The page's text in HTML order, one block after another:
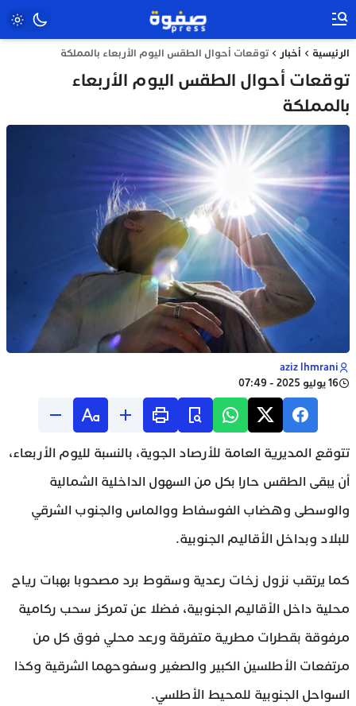
الرئيسية أخبار توقعات أحوال الطقس اليوم الأربعاء بالمملكة
توقعات أحوال الطقس اليوم الأربعاء
بالمملكة
aziz lhmrani
16 يوليو 2025 - 07:49
تتوقع المديرية العامة للأرصاد الجوية، بالنسبة لليوم الأربعاء،
أن يبقى الطقس حارا بكل من السهول الداخلية الشمالية
والوسطى وهضاب الفوسفاط ووالماس والجنوب الشرقي
للبلاد وبداخل الأقاليم الجنوبية.
كما يرتقب نزول زخات رعدية وسقوط برد مصحوبا بهبات رياح
محلية داخل الأقاليم الجنوبية، فضلا عن تمركز سحب ركامية
مرفوقة بقطرات مطرية متفرقة ورعد محلي فوق كل من
مرتفعات الأطلسين الكبير والصغير وسفوحهما الشرقية وكذا
السواحل الجنوبية للمحيط الأطلسي.